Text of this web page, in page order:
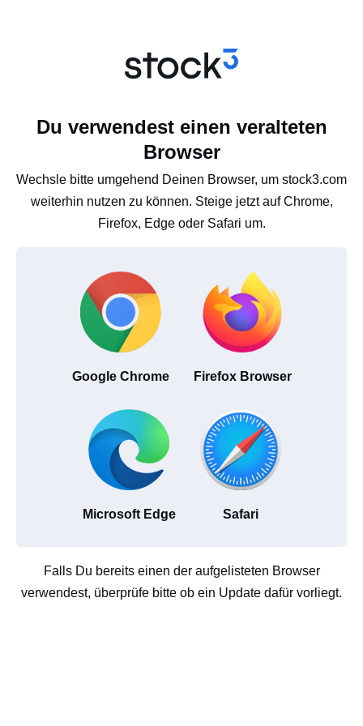
Du verwendest einen veralteten
Browser
Wechsle bitte umgehend Deinen Browser, um stock3.com
weiterhin nutzen zu können. Steige jetzt auf Chrome,
Firefox, Edge oder Safari um.
Google Chrome Firefox Browser
Microsoft Edge Safari
Falls Du bereits einen der aufgelisteten Browser
verwendest, überprüfe bitte ob ein Update dafür vorliegt.